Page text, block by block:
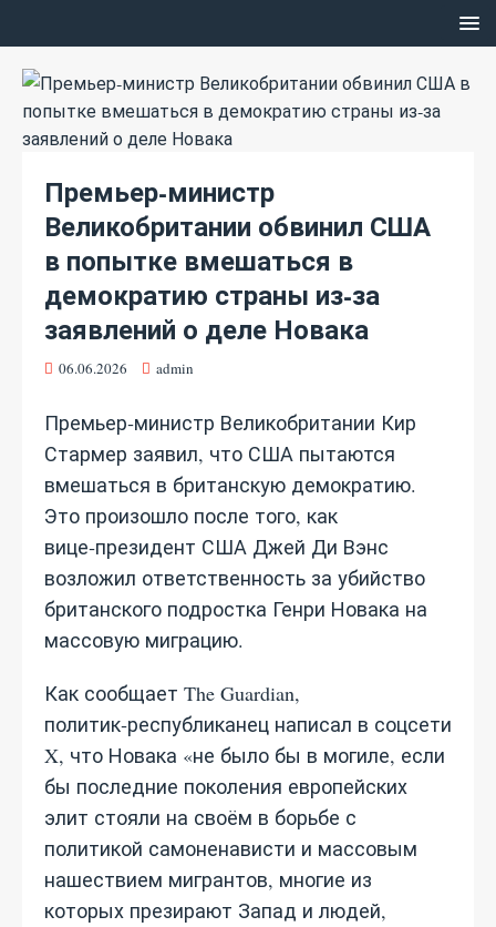
Премьер‑министр
Великобритании обвинил США
в попытке вмешаться в
демократию страны из‑за
заявлений о деле Новака
06.06.2026 admin
Премьер‑министр Великобритании Кир
Стармер заявил, что США пытаются
вмешаться в британскую демократию.
Это произошло после того, как
вице‑президент США Джей Ди Вэнс
возложил ответственность за убийство
британского подростка Генри Новака на
массовую миграцию.
Как сообщает The Guardian,
политик‑республиканец написал в соцсети
X, что Новака «не было бы в могиле, если
бы последние поколения европейских
элит стояли на своём в борьбе с
политикой самоненависти и массовым
нашествием мигрантов, многие из
которых презирают Запад и людей,